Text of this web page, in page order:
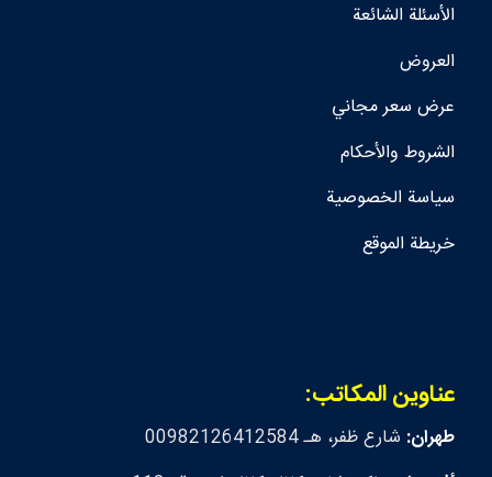
الأسئلة الشائعة
العروض
عرض سعر مجاني
الشروط والأحكام
سياسة الخصوصية
خريطة الموقع
عناوين المكاتب:
طهران: شارع ظفر، هـ 00982126412584